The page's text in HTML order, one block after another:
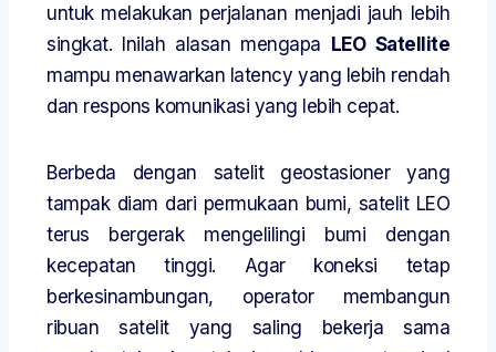
untuk melakukan perjalanan menjadi jauh lebih
singkat. Inilah alasan mengapa LEO Satellite
mampu menawarkan latency yang lebih rendah
dan respons komunikasi yang lebih cepat.
Berbeda dengan satelit geostasioner yang
tampak diam dari permukaan bumi, satelit LEO
terus bergerak mengelilingi bumi dengan
kecepatan tinggi. Agar koneksi tetap
berkesinambungan, operator membangun
ribuan satelit yang saling bekerja sama